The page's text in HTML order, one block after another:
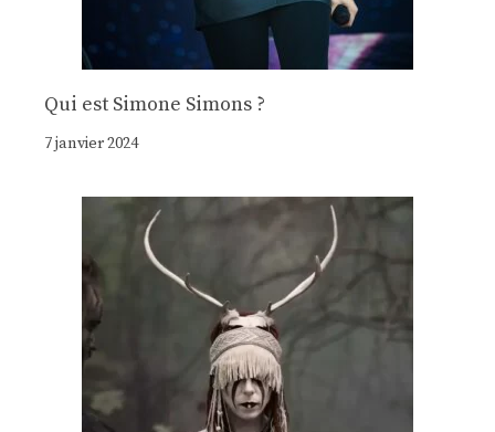
Qui est Simone Simons ?
7 janvier 2024